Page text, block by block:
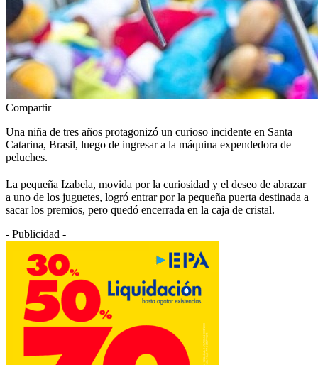
Compartir
Una niña de tres años protagonizó un curioso incidente en Santa
Catarina, Brasil, luego de ingresar a la máquina expendedora de
peluches.
La pequeña Izabela, movida por la curiosidad y el deseo de abrazar
a uno de los juguetes, logró entrar por la pequeña puerta destinada a
sacar los premios, pero quedó encerrada en la caja de cristal.
- Publicidad -